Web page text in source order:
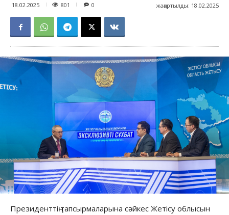
18.02.2025 801 жаңартылды: 18.02.2025
0
Президенттің тапсырмаларына сәйкес Жетісу облысын